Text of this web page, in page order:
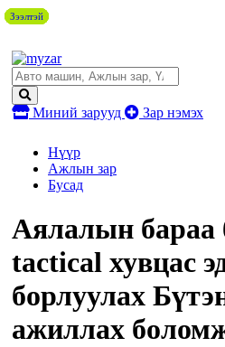
Миний зарууд Зар нэмэх
Нүүр
Ажлын зар
Бусад
Аялалын бараа
tactical хувцас
борлуулах
ажиллах
Зээлтэй
Зээлтэй
Зээлтэй
Зээлтэй
Зээлтэй